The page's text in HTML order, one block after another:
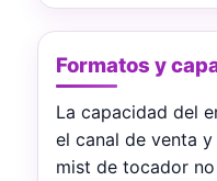
Formatos y
La capacidad del
el canal de venta
mist de tocador